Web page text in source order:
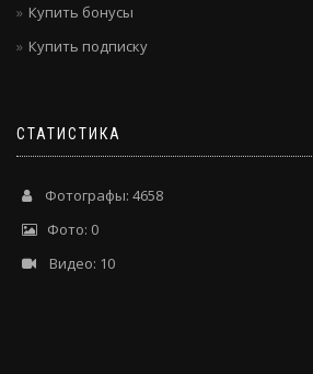
Купить бонусы
Купить подписку
СТАТИСТИКА
Фотографы: 4658
Фото: 0
Видео: 10